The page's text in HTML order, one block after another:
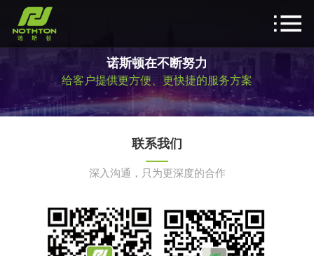
诺斯顿在不断努力
给客户提供更方便、更快捷的服务方案
联系我们
深入沟通，只为更深度的合作